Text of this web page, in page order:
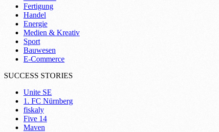
Fertigung
Handel
Energie
Medien & Kreativ
Sport
Bauwesen
E-Commerce
SUCCESS STORIES
Unite SE
1. FC Nürnberg
fiskaly
Five 14
Maven